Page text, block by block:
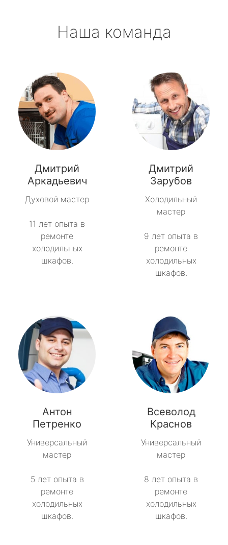
Наша команда
Дмитрий
Аркадьевич
Духовой мастер
11 лет опыта в
ремонте
холодильных
шкафов.
Дмитрий
Зарубов
Холодильный
мастер
9 лет опыта в
ремонте
холодильных
шкафов.
Антон
Петренко
Универсальный
мастер
5 лет опыта в
ремонте
холодильных
шкафов.
Всеволод
Краснов
Универсальный
мастер
8 лет опыта в
ремонте
холодильных
шкафов.